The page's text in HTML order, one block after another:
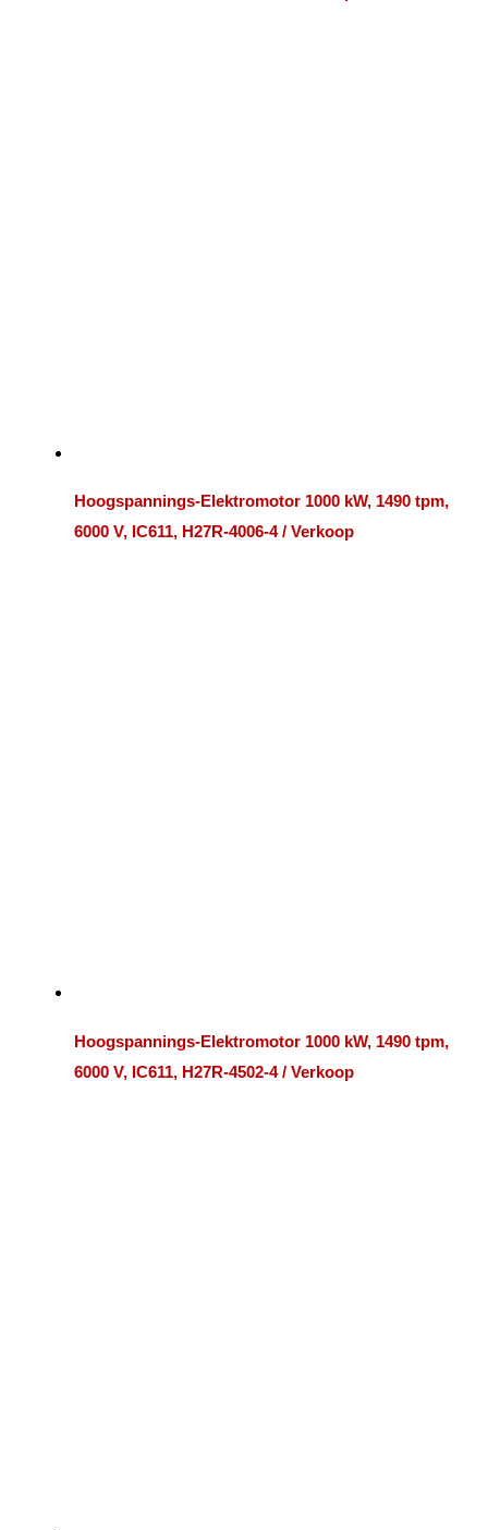
Hoogspannings-Elektromotor 1000 kW, 1490 tpm,
6000 V, IC611, H27R-4006-4 / Verkoop
Hoogspannings-Elektromotor 1000 kW, 1490 tpm,
6000 V, IC611, H27R-4502-4 / Verkoop